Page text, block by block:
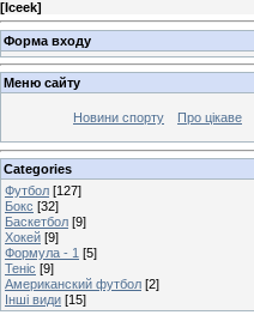
[Iceek]
Форма входу
Меню сайту
Новини спорту Про цікаве
Categories
Футбол [127]
Бокс [32]
Баскетбол [9]
Хокей [9]
Формула - 1 [5]
Теніс [9]
Американский футбол [2]
Інші види [15]